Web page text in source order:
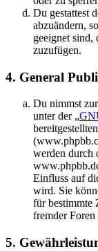
Du gestattest
abzuändern,
geeignet sind,
zuzufügen.
4. General
Du nimmst
unter der „
werden durch
Einfluss auf
wird. Sie
für bestimmte
fremder
5.